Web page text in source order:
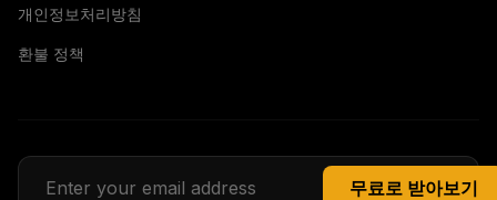
개인정보처리방침
환불 정책
무료로 받아보기